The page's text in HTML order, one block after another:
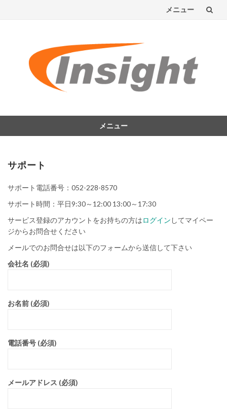
メニュー
キ
ッ
プ
メニュー
サポート
サポート電話番号：052-228-8570
サポート時間：平日9:30～12:00 13:00～17:30
サービス登録のアカウントをお持ちの方はログイン してマイペー
ジからお問合せください
メールでのお問合せは以下のフォームから送信して下さい
会社名 (必須)
お名前 (必須)
電話番号 (必須)
メールアドレス (必須)